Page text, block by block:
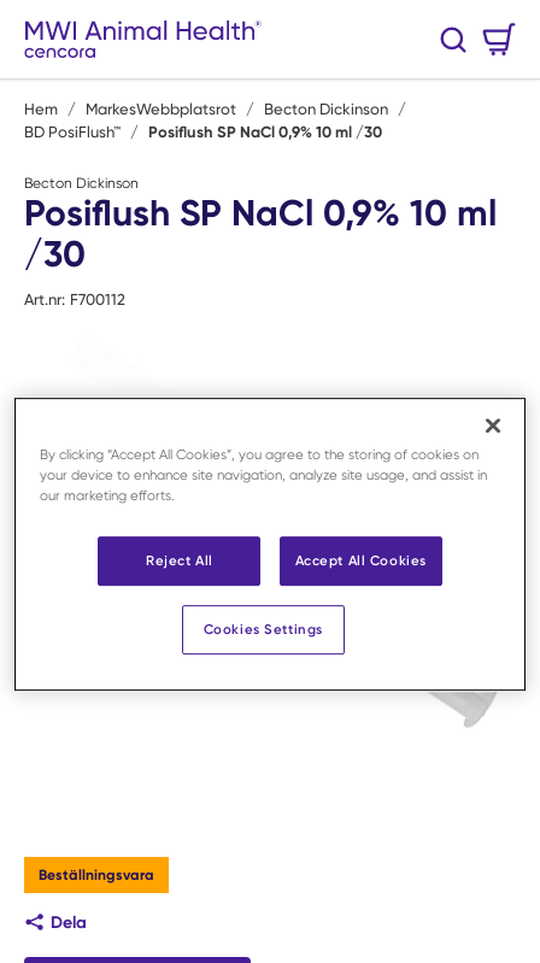
Hoppa till huvudinnehåll
Sök
Hem / MarkesWebbplatsrot / Becton Dickinson /
BD PosiFlush™ / Posiflush SP NaCl 0,9% 10 ml /30
Becton Dickinson
Posiflush SP NaCl 0,9% 10 ml
/30
Art.nr: F700112
Beställningsvara
Dela
By clicking “Accept All Cookies”, you agree to the storing of cookies on
your device to enhance site navigation, analyze site usage, and assist in
our marketing efforts.
Reject All Accept All Cookies
Cookies Settings